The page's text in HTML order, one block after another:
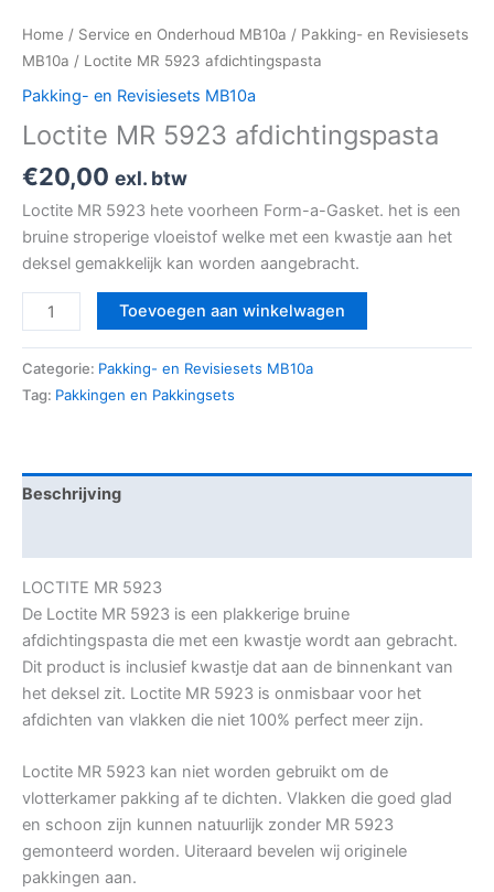
Home / Service en Onderhoud MB10a / Pakking- en Revisiesets
MB10a / Loctite MR 5923 afdichtingspasta
Pakking- en Revisiesets MB10a
Loctite MR 5923 afdichtingspasta
€20,00 exl. btw
Loctite MR 5923 hete voorheen Form-a-Gasket. het is een
bruine stroperige vloeistof welke met een kwastje aan het
deksel gemakkelijk kan worden aangebracht.
Toevoegen aan winkelwagen
Categorie: Pakking- en Revisiesets MB10a
Tag: Pakkingen en Pakkingsets
Beschrijving
LOCTITE MR 5923
De Loctite MR 5923 is een plakkerige bruine
afdichtingspasta die met een kwastje wordt aan gebracht.
Dit product is inclusief kwastje dat aan de binnenkant van
het deksel zit. Loctite MR 5923 is onmisbaar voor het
afdichten van vlakken die niet 100% perfect meer zijn.
Loctite MR 5923 kan niet worden gebruikt om de
vlotterkamer pakking af te dichten. Vlakken die goed glad
en schoon zijn kunnen natuurlijk zonder MR 5923
gemonteerd worden. Uiteraard bevelen wij originele
pakkingen aan.